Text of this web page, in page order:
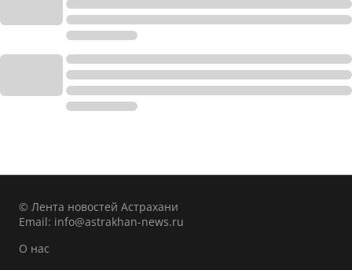
© Лента новостей Астрахани
Email: info@astrakhan-news.ru
О нас